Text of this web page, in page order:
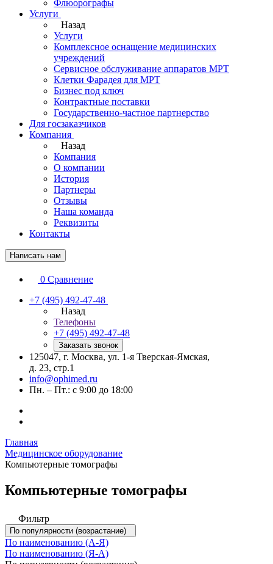
Флюорографы
Услуги
Назад
Услуги
Комплексное оснащение медицинских
учреждений
Сервисное обслуживание аппаратов МРТ
Клетки Фарадея для МРТ
Бизнес под ключ
Контрактные поставки
Государственно-частное партнерство
Для госзаказчиков
Компания
Назад
Компания
О компании
История
Партнеры
Отзывы
Наша команда
Реквизиты
Контакты
Написать нам
0 Сравнение
+7 (495) 492-47-48
Назад
Телефоны
+7 (495) 492-47-48
Заказать звонок
125047, г. Москва, ул. 1-я Тверская-Ямская,
д. 23, стр.1
info@ophimed.ru
Пн. – Пт.: с 9:00 до 18:00
Главная
Медицинское оборудование
Компьютерные томографы
Компьютерные томографы
Фильтр
По популярности (возрастание)
По наименованию (А-Я)
По наименованию (Я-А)